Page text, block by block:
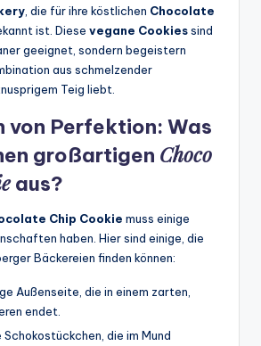
, die für ihre köstlichen Chocolate
ist. Diese vegane Cookiessind
geeignet, sondern begeistern
aus schmelzender
Teig liebt.
von Perfektion: Was
großartigen Choco
aus?
Chip Cookie muss einige
haben. Hier sind einige, die
Bäckereien finden können:
Außenseite, die in einem zarten,
endet.
die im Mund